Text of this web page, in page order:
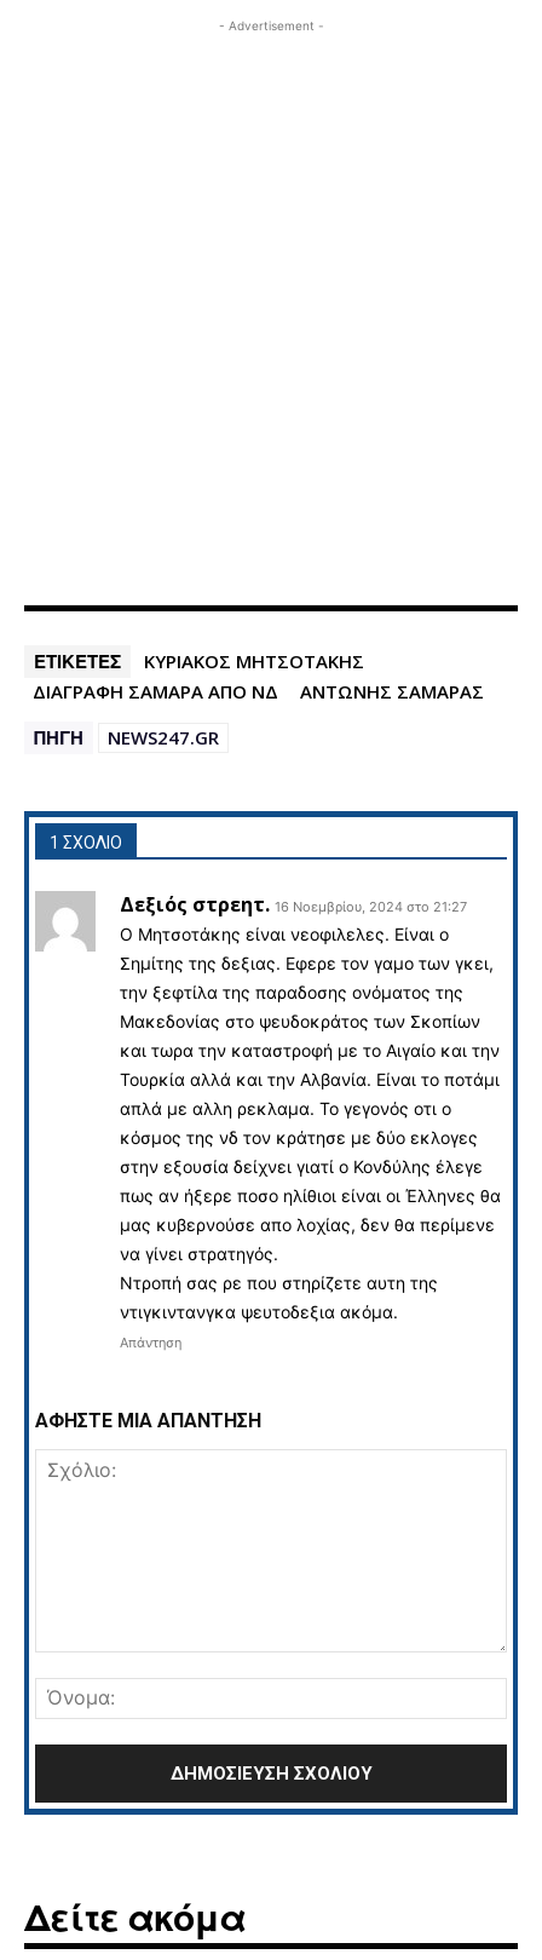
- Advertisement -
ΕΤΙΚΕΤΕΣ
ΚΥΡΙΑΚΟΣ ΜΗΤΣΟΤΑΚΗΣ
ΔΙΑΓΡΑΦΗ ΣΑΜΑΡΑ ΑΠΟ ΝΔ
ΑΝΤΩΝΗΣ ΣΑΜΑΡΑΣ
ΠΗΓΗ NEWS247.GR
1 ΣΧΟΛΙΟ
Δεξιός στρεητ. 16 Νοεμβρίου, 2024 στο 21:27
Ο Μητσοτάκης είναι νεοφιλελες. Είναι ο
Σημίτης της δεξιας. Εφερε τον γαμο των γκει,
την ξεφτίλα της παραδοσης ονόματος της
Μακεδονίας στο ψευδοκράτος των Σκοπίων
και τωρα την καταστροφή με το Αιγαίο και την
Τουρκία αλλά και την Αλβανία. Είναι το ποτάμι
απλά με αλλη ρεκλαμα. Το γεγονός οτι ο
κόσμος της νδ τον κράτησε με δύο εκλογες
στην εξουσία δείχνει γιατί ο Κονδύλης έλεγε
πως αν ήξερε ποσο ηλίθιοι είναι οι Έλληνες θα
μας κυβερνούσε απο λοχίας, δεν θα περίμενε
να γίνει στρατηγός.
Ντροπή σας ρε που στηρίζετε αυτη της
ντιγκιντανγκα ψευτοδεξια ακόμα.
Απάντηση
ΑΦΗΣΤΕ ΜΙΑ ΑΠΑΝΤΗΣΗ
Δείτε ακόμα